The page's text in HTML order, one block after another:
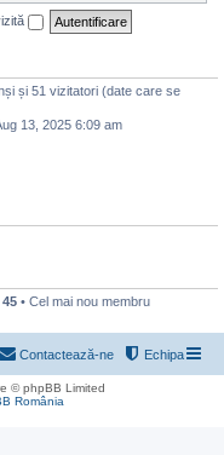
și 51 vizitatori (date care se
13, 2025 6:09 am
45 • Cel mai nou membru
Echipa
Contactează-ne
© phpBB Limited
România